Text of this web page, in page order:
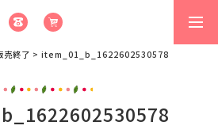
売終了 > item_01_b_1622602530578